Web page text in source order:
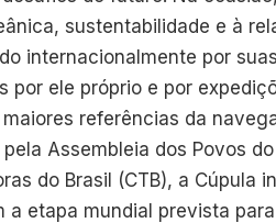
sustentabilidade e à
internacionalmente por
por ele próprio e por
referências da
pela Assembleia dos Povos
do Brasil (CTB), a Cúpula
a etapa mundial prevista